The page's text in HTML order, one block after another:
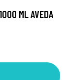
ML AVEDA